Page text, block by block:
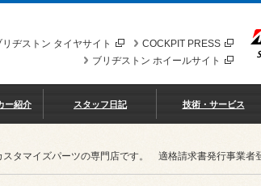
COCKPIT PRESS
リヂストン タイヤサイト
ブリヂストン ホイールサイト
ー紹介 スタッフ日記 技術・サービス
スタマイズパーツの専門店です。 適格請求書発行事業